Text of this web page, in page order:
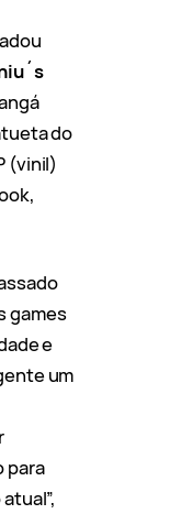
do
(vinil)
games
e
um
para